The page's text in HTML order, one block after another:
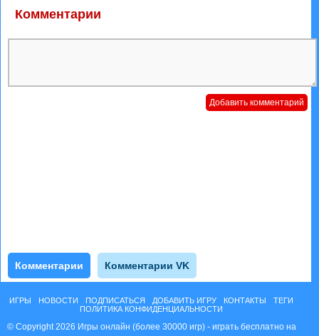
Комментарии
Комментарии Комментарии VK
ИГРЫ НОВОСТИ ПОДПИСАТЬСЯ ДОБАВИТЬ ИГРУ КОНТАКТЫ
ТЕГИ
ПОЛИТИКА КОНФИДЕНЦИАЛЬНОСТИ
© Copyright 2026 Игры онлайн (более 30000 игр) - играть бесплатно на